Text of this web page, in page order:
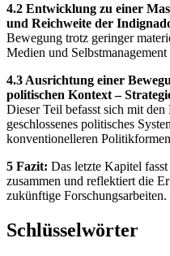
4.2 Entwicklung zu einer
und Reichweite der
Bewegung trotz geringer
Medien und
4.3 Ausrichtung einer
politischen Kontext –
Dieser Teil befasst sich mit
geschlossenes politisches
konventionelleren
5 Fazit: Das letzte Kapitel
zusammen und reflektiert die
zukünftige Forschungsarbeiten.
Schlüsselwörter